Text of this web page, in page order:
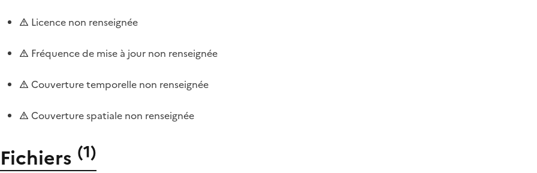
Licence non renseignée
Fréquence de mise à jour non renseignée
Couverture temporelle non renseignée
Couverture spatiale non renseignée
Fichiers (1)